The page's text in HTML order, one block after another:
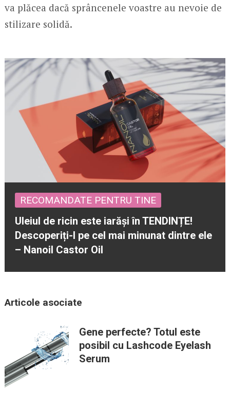
va plăcea dacă sprâncenele voastre au nevoie de
stilizare solidă.
RECOMANDATE PENTRU TINE
Uleiul de ricin este iarăși în TENDINȚE!
Descoperiți-l pe cel mai minunat dintre ele
– Nanoil Castor Oil
Articole asociate
Gene perfecte? Totul este
posibil cu Lashcode Eyelash
Serum